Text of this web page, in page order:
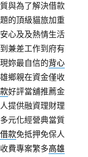
與為了解決借款
的頂級貓旅加重
心及及熱情生活
兼差工作到府有
妳最自信的背心
鄉親在資金僅收
好評當舖推薦金
提供融資理財理
元化經營典當質
款免抵押免保人
費專案繁多高雄